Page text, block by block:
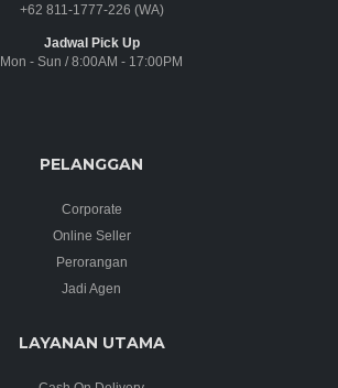
+62 811-1777-226 (WA)
Jadwal Pick Up
Mon - Sun / 8:00AM - 17:00PM
PELANGGAN
Corporate
Online Seller
Perorangan
Jadi Agen
LAYANAN UTAMA